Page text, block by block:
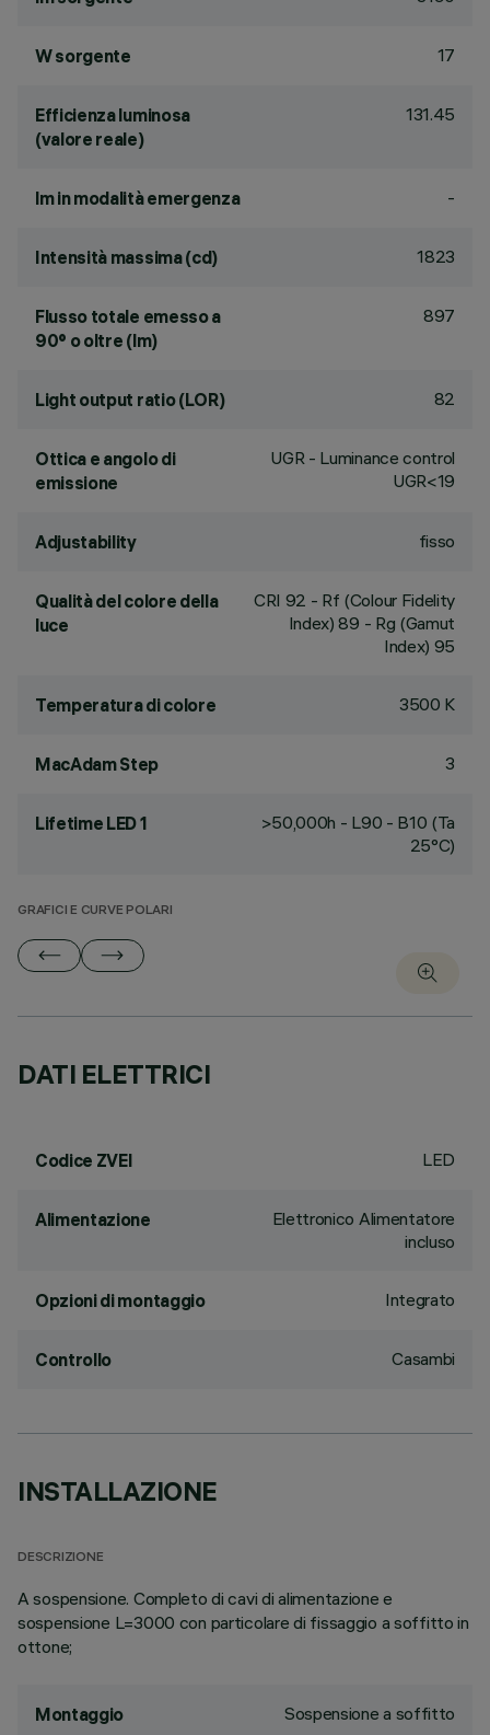
W sorgente 17
Efficienza luminosa
(valore reale)
131.45
lm in modalità emergenza -
Intensità massima (cd) 1823
Flusso totale emesso a
90° o oltre (lm)
897
Light output ratio (LOR) 82
Ottica e angolo di
emissione
UGR - Luminance control
UGR<19
Adjustability fisso
Qualità del colore della
luce
CRI 92 - Rf (Colour Fidelity
Index) 89 - Rg (Gamut
Index) 95
Temperatura di colore 3500 K
MacAdam Step 3
Lifetime LED 1
>50,000h - L90 - B10 (Ta
25°C)
GRAFICI E CURVE POLARI
DATI ELETTRICI
Codice ZVEI LED
Alimentazione
Elettronico Alimentatore
incluso
Opzioni di montaggio Integrato
Controllo Casambi
INSTALLAZIONE
DESCRIZIONE
A sospensione. Completo di cavi di alimentazione e
sospensione L=3000 con particolare di fissaggio a soffitto in
ottone;
Montaggio Sospensione a soffitto